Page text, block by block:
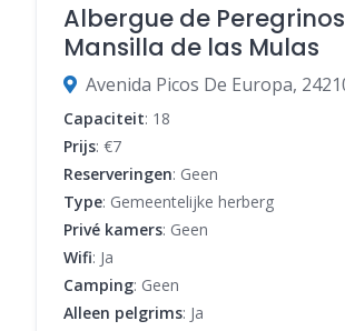
Albergue de Peregrinos
Mansilla de las Mulas
Capaciteit: 18
Prijs: €7
Reserveringen: Geen
Type: Gemeentelijke herberg
Privé kamers: Geen
Wifi: Ja
Camping: Geen
Alleen pelgrims: Ja